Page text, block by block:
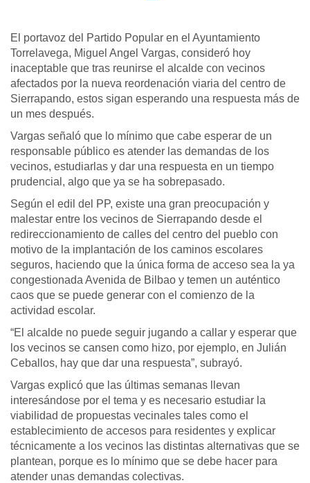
El portavoz del Partido Popular en el Ayuntamiento
Torrelavega, Miguel Angel Vargas, consideró hoy
inaceptable que tras reunirse el alcalde con vecinos
afectados por la nueva reordenación viaria del centro de
Sierrapando, estos sigan esperando una respuesta más de
un mes después.
Vargas señaló que lo mínimo que cabe esperar de un
responsable público es atender las demandas de los
vecinos, estudiarlas y dar una respuesta en un tiempo
prudencial, algo que ya se ha sobrepasado.
Según el edil del PP, existe una gran preocupación y
malestar entre los vecinos de Sierrapando desde el
redireccionamiento de calles del centro del pueblo con
motivo de la implantación de los caminos escolares
seguros, haciendo que la única forma de acceso sea la ya
congestionada Avenida de Bilbao y temen un auténtico
caos que se puede generar con el comienzo de la
actividad escolar.
“El alcalde no puede seguir jugando a callar y esperar que
los vecinos se cansen como hizo, por ejemplo, en Julián
Ceballos, hay que dar una respuesta”, subrayó.
Vargas explicó que las últimas semanas llevan
interesándose por el tema y es necesario estudiar la
viabilidad de propuestas vecinales tales como el
establecimiento de accesos para residentes y explicar
técnicamente a los vecinos las distintas alternativas que se
plantean, porque es lo mínimo que se debe hacer para
atender unas demandas colectivas.